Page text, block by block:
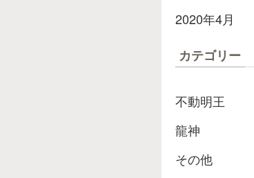
2020年4月
カテゴリー
不動明王
龍神
その他